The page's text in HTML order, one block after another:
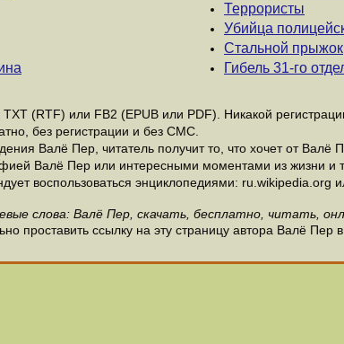
Террористы
Убийца
Стальной прыжок
Гибель 31-го
(RTF) или FB2 (EPUB или PDF). Никакой
без регистрации и без СМС.
Валё Пер, читатель получит то, что хочет от Валё
Валё Пер или интересными моментами из жизни и
воспользоваться энциклопедиями: ru.wikipedia.org
слова: Валё Пер, скачать, бесплатно, читать,
проставить ссылку на эту страницу автора Валё Пер